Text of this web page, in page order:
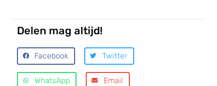
Delen mag altijd!
Facebook Twitter
WhatsApp Email